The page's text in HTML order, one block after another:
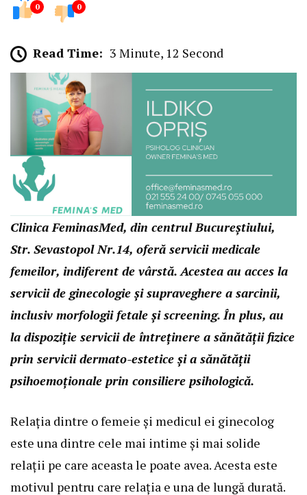
0 0
Read Time: 3 Minute, 12 Second
Clinica FeminasMed, din centrul Bucureștiului,
Str. Sevastopol Nr.14, oferă servicii medicale
femeilor, indiferent de vârstă. Acestea au acces la
servicii de ginecologie și supraveghere a sarcinii,
inclusiv morfologii fetale și screening. În plus, au
la dispoziție servicii de întreținere a sănătății fizice
prin servicii dermato-estetice și a sănătății
psihoemoționale prin consiliere psihologică.
Relația dintre o femeie și medicul ei ginecolog
este una dintre cele mai intime și mai solide
relații pe care aceasta le poate avea. Acesta este
motivul pentru care relația e una de lungă durată.